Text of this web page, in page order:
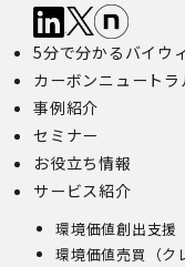
5分で分かるバイウ
カーボンニュートラ
事例紹介
セミナー
お役立ち情報
サービス紹介
環境価値創出支援
環境価値売買（ク